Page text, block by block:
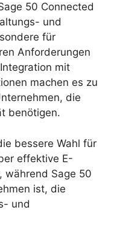
50 Connected
und
für
Anforderungen
mit
machen es zu
die
benötigen.
bessere Wahl für
effektive E-
während Sage 50
ist, die
und